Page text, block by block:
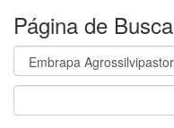
Página de Busca